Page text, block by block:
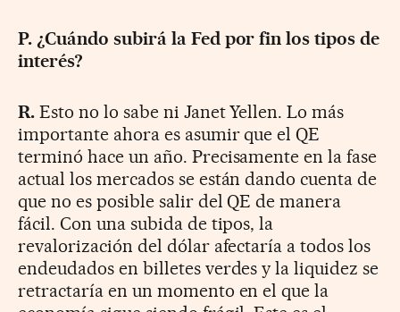
P. ¿Cuándo subirá la Fed por fin los tipos de
interés?
R.Esto no lo sabe ni Janet Yellen. Lo más
importante ahora es asumir que el QE
terminó hace un año. Precisamente en la fase
actual los mercados se están dando cuenta de
que no es posible salir del QE de manera
fácil. Con una subida de tipos, la
revalorización del dólar afectaría a todos los
endeudados en billetes verdes y la liquidez se
retractaría en un momento en el que la